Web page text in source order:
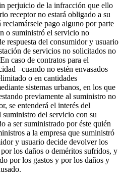
perjuicio de la infracción que ello
receptor no estará obligado a su
pago alguno por parte
o suministró el servicio no
respuesta del consumidor y usuario
de servicios no solicitados no
caso de contratos para el
–cuando no estén envasados
o en cantidades
sistemas urbanos, en los que
previamente al suministro no
se entenderá el interés del
del servicio con su
a ser suministrado por éste quién
a la empresa que suministró
y usuario decide devolver los
los daños o deméritos sufridos, y
por los gastos y por los daños y